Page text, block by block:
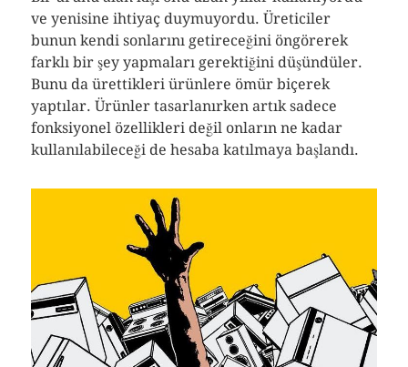
ve yenisine ihtiyaç duymuyordu. Üreticiler
bunun kendi sonlarını getireceğini öngörerek
farklı bir şey yapmaları gerektiğini düşündüler.
Bunu da ürettikleri ürünlere ömür biçerek
yaptılar. Ürünler tasarlanırken artık sadece
fonksiyonel özellikleri değil onların ne kadar
kullanılabileceği de hesaba katılmaya başlandı.